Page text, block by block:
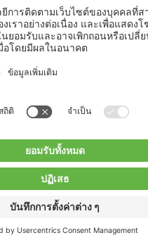
us
InstagramTwitter Youtube